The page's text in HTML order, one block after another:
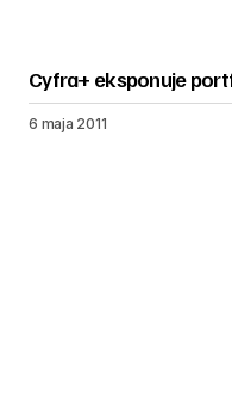
Cyfra+ eksponuje
6 maja 2011